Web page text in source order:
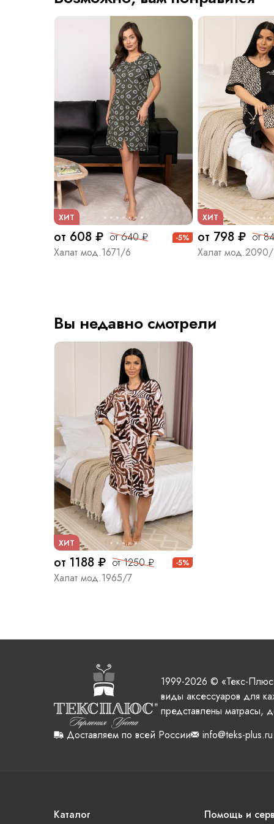
ХИТ
от 608 ₽ от 640 ₽ -5%
Халат мод.1671/6
ХИТ
от 798 ₽ от
Халат мод.2090/
Вы недавно смотрели
ХИТ
от 1188 ₽ от 1250 ₽ -5%
Халат мод.1965/7
1999-2026 © «Текс-
виды аксессуаров для
представлены матрасы,
Доставляем по всей России
info@teks-plus.ru
Каталог Помощь и